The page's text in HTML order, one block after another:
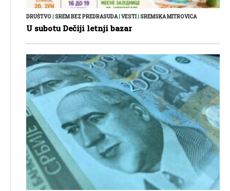
DRUŠTVO|SREM BEZ PREDRASUDA|VESTI|SREMSKA MITROVICA
U subotu Dečiji letnji bazar